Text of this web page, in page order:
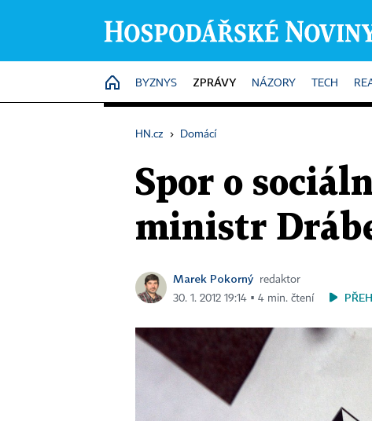
HOME
BYZNYS ZPRÁVY NÁZORY TECH
HN.cz › Domácí
Spor o
ministr
Marek Pokorný
redaktor
30. 1. 2012 19:14 ▪ 4 min. čtení